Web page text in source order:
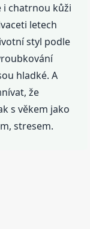
i chatrnou kůži
letech
styl podle
hladké. A
že
s věkem jako
stresem.